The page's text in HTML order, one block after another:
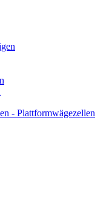
- Plattformwägezellen